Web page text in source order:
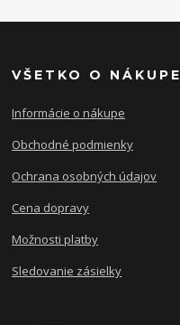
VŠETKO O NÁKUPE
Informácie o nákupe
Obchodné podmienky
Ochrana osobných údajov
Cena dopravy
Možnosti platby
Sledovanie zásielky